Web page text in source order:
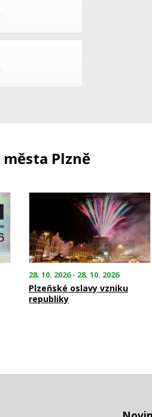
Plzně
28. 10. 2026 - 28. 10. 2026
Plzeňské oslavy vzniku
republiky